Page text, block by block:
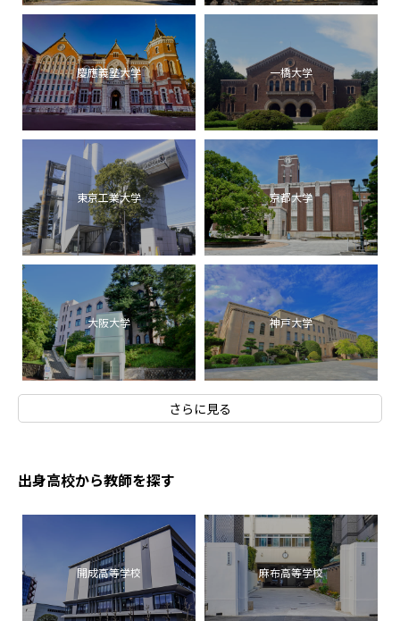
慶應義塾大学 一橋大学
東京工業大学 京都大学
大阪大学 神戸大学
さらに見る
出身高校から教師を探す
開成高等学校 麻布高等学校